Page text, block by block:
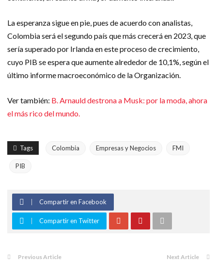
La esperanza sigue en pie, pues de acuerdo con analistas,
Colombia será el segundo país que más crecerá en 2023, que
sería superado por Irlanda en este proceso de crecimiento,
cuyo PIB se espera que aumente alrededor de 10,1%, según el
último informe macroeconómico de la Organización.
Ver también: B. Arnauld destrona a Musk: por la moda, ahora
el más rico del mundo.
Tags Colombia Empresas y Negocios FMI
PIB
Compartir en Facebook
Compartir en Twitter
Previous Article Next Article